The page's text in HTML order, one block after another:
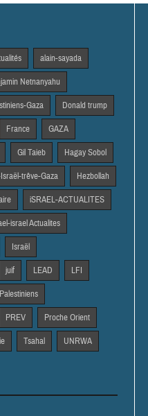
alain-sayada
Netnanyahu
Gaza Donald trump
France GAZA
Gil Taieb Hagay Sobol
trêve-Gaza Hezbollah
iSRAEL-ACTUALITES
israel Actualites
Israël
juif LEAD LFI
Palestiniens
PREV Proche Orient
Tsahal UNRWA